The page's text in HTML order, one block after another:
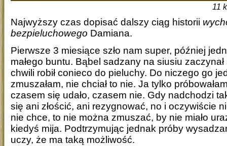
11
Najwyższy czas dopisać dalszy ciąg historii
bezpieluchowego Damiana.
Pierwsze 3 miesiące szło nam super, później
małego buntu. Bąbel sadzany na siusiu
chwili robił conieco do pieluchy. Do niczego go
zmuszałam, nie chciał to nie. Ja tylko
czasem się udało, czasem nie. Gdy nadchodzi
się ani złościć, ani rezygnować, no i oczywiście
nie chce, to nie można zmuszać, by nie miało
kiedyś mija. Podtrzymując jednak próby
uczy, że ma taką możliwość.